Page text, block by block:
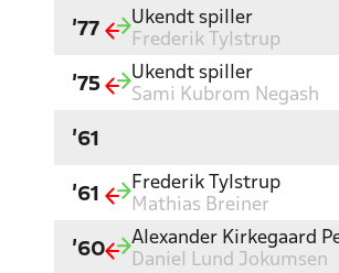
'77
Ukendt spiller
Frederik Tylstrup
'75
Ukendt spiller
Sami Kubrom Negash
'61
'61
Frederik Tylstrup
Mathias Breiner
'60
Alexander Kirkegaard
Daniel Lund Jokumsen